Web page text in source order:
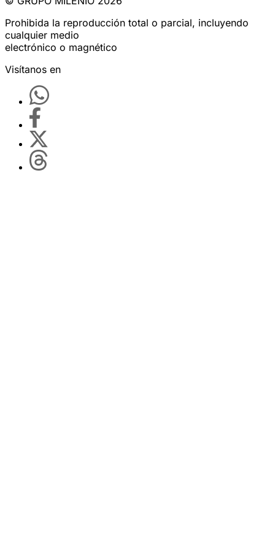
Prohibida la reproducción total o parcial, incluyendo
cualquier medio
electrónico o magnético
Visítanos en